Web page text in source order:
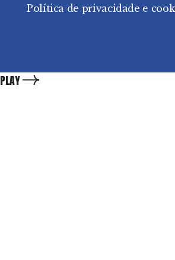
Política de privacidade e
PLAY